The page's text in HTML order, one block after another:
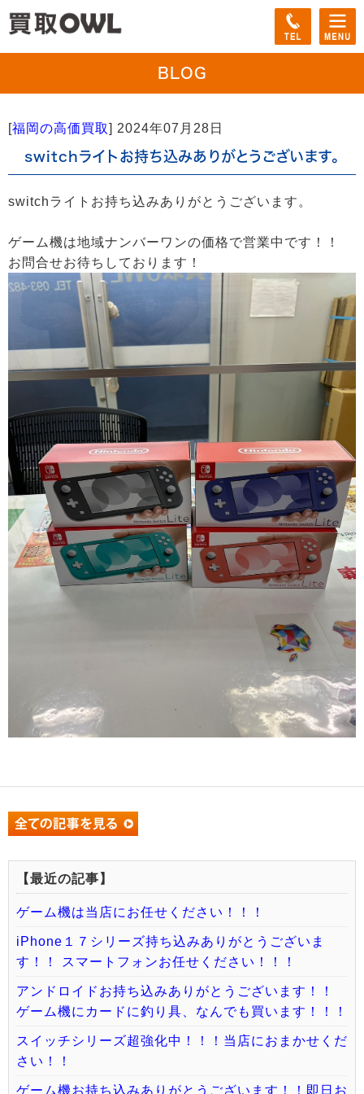
BLOG
[福岡の高価買取] 2024年07月28日
switchライトお持ち込みありがとうございます。
switchライトお持ち込みありがとうございます。
ゲーム機は地域ナンバーワンの価格で営業中です！！
お問合せお待ちしております！
【最近の記事】
ゲーム機は当店にお任せください！！！
iPhone１７シリーズ持ち込みありがとうございま
す！！ スマートフォンお任せください！！！
アンドロイドお持ち込みありがとうございます！！
ゲーム機にカードに釣り具、なんでも買います！！！
スイッチシリーズ超強化中！！！当店におまかせくだ
さい！！
ゲーム機お持ち込みありがとうございます！！即日お